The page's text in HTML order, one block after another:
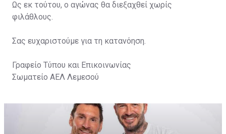
Ως εκ τούτου, ο αγώνας θα διεξαχθεί χωρίς
φιλάθλους.
Σας ευχαριστούμε για τη κατανόηση.
Γραφείο Τύπου και Επικοινωνίας
Σωματείο ΑΕΛ Λεμεσού